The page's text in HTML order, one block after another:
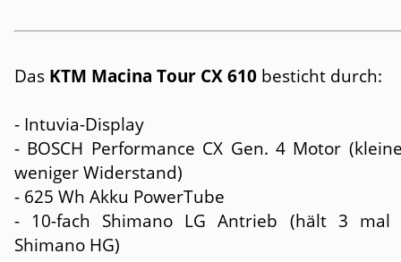
Das KTM Macina Tour CX 610 besticht durch:
- Intuvia-Display
- BOSCH Performance CX Gen. 4 Motor
weniger Widerstand)
- 625 Wh Akku PowerTube
- 10-fach Shimano LG Antrieb (hält 3 mal
Shimano HG)